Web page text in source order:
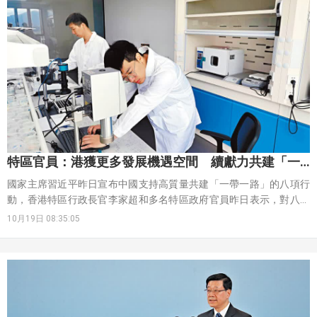
特區官員：港獲更多發展機遇空間 續獻力共建「一
帶一路」
國家主席習近平昨日宣布中國支持高質量共建「一帶一路」的八項行
動，香港特區行政長官李家超和多名特區政府官員昨日表示，對八項
行動的提出感到很振奮，認為這些行動將為香港帶來更多發展機遇和
10月19日 08:35:05